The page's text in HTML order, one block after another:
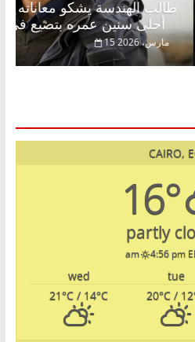
أحلى سنين عمره بتضيع في السجن
في انتظار حلم
CAIRO,
16°
partly
4:56 pm
tue
wed
20°C / 12
21°C / 14°C